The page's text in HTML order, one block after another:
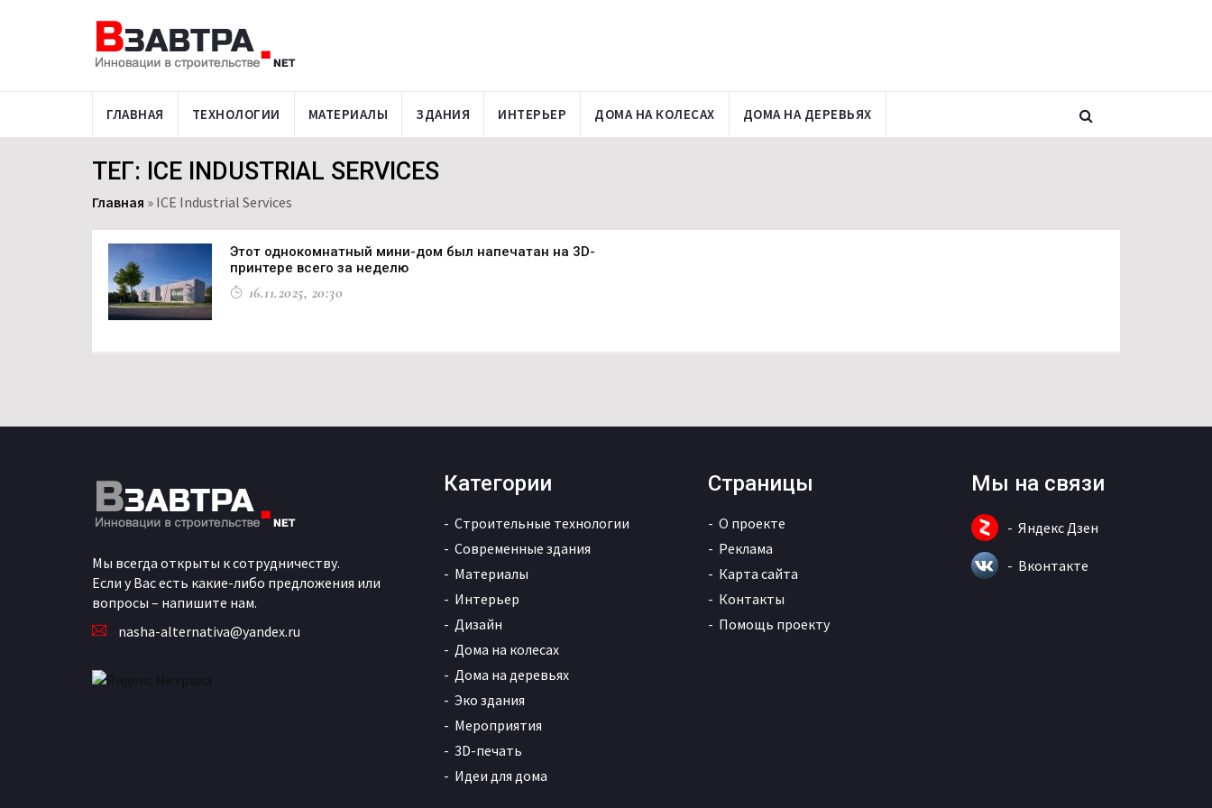
ГЛАВНАЯ ТЕХНОЛОГИИ МАТЕРИАЛЫ ЗДАНИЯ ИНТЕРЬЕР ДОМА НА КОЛЕСАХ ДОМА НА ДЕРЕВЬЯХ
ТЕГ: ICE INDUSTRIAL SERVICES
Главная » ICE Industrial Services
Этот однокомнатный мини-дом был напечатан на 3D-
принтере всего за неделю
16.11.2025, 20:30
Мы всегда открыты к сотрудничеству.
Если у Вас есть какие-либо предложения или
вопросы – напишите нам.
nasha-alternativa@yandex.ru
Категории
Строительные технологии
Современные здания
Материалы
Интерьер
Дизайн
Дома на колесах
Дома на деревьях
Эко здания
Мероприятия
3D-печать
Идеи для дома
Страницы
О проекте
Реклама
Карта сайта
Контакты
Помощь проекту
Мы на связи
Яндекс Дзен
Вконтакте